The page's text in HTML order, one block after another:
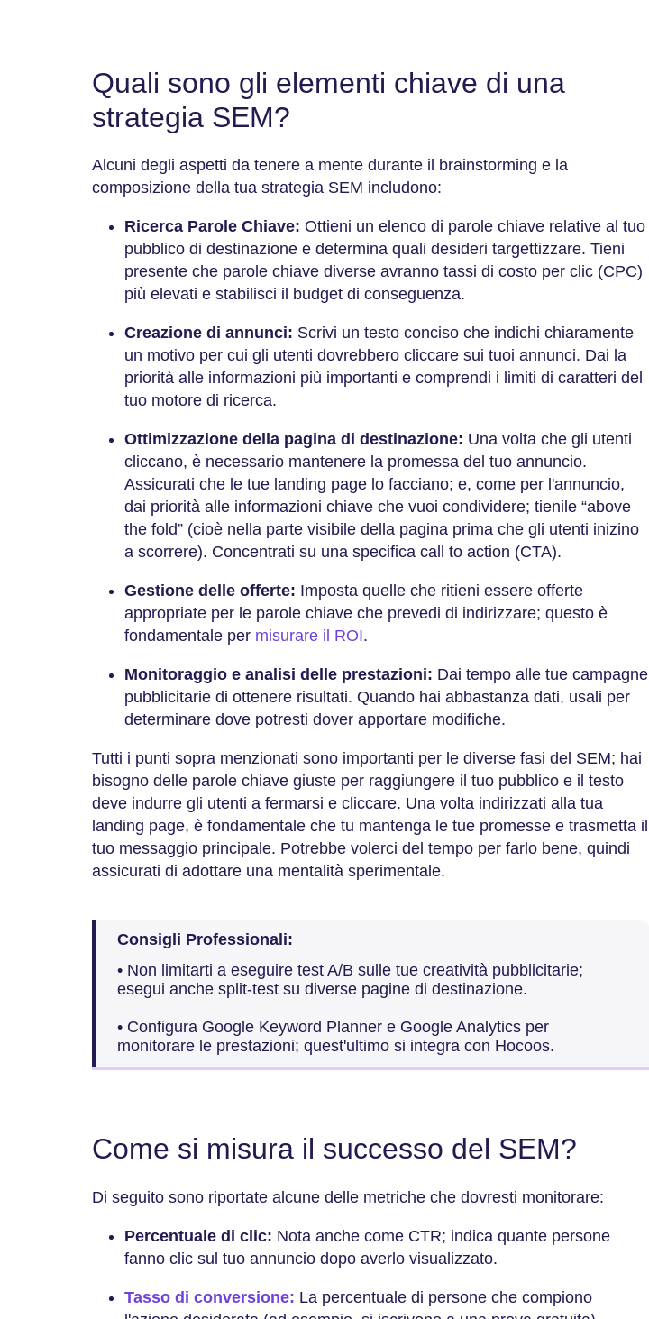
Quali sono gli elementi chiave di una
strategia SEM?
Alcuni degli aspetti da tenere a mente durante il brainstorming e la
composizione della tua strategia SEM includono:
Ricerca Parole Chiave: Ottieni un elenco di parole chiave relative al tuo
pubblico di destinazione e determina quali desideri targettizzare. Tieni
presente che parole chiave diverse avranno tassi di costo per clic (CPC)
più elevati e stabilisci il budget di conseguenza.
Creazione di annunci: Scrivi un testo conciso che indichi chiaramente
un motivo per cui gli utenti dovrebbero cliccare sui tuoi annunci. Dai la
priorità alle informazioni più importanti e comprendi i limiti di caratteri del
tuo motore di ricerca.
Ottimizzazione della pagina di destinazione: Una volta che gli utenti
cliccano, è necessario mantenere la promessa del tuo annuncio.
Assicurati che le tue landing page lo facciano; e, come per l'annuncio,
dai priorità alle informazioni chiave che vuoi condividere; tienile “above
the fold” (cioè nella parte visibile della pagina prima che gli utenti inizino
a scorrere). Concentrati su una specifica call to action (CTA).
Gestione delle offerte: Imposta quelle che ritieni essere offerte
appropriate per le parole chiave che prevedi di indirizzare; questo è
fondamentale per misurare il ROI.
Monitoraggio e analisi delle prestazioni: Dai tempo alle tue campagne
pubblicitarie di ottenere risultati. Quando hai abbastanza dati, usali per
determinare dove potresti dover apportare modifiche.
Tutti i punti sopra menzionati sono importanti per le diverse fasi del SEM; hai
bisogno delle parole chiave giuste per raggiungere il tuo pubblico e il testo
deve indurre gli utenti a fermarsi e cliccare. Una volta indirizzati alla tua
landing page, è fondamentale che tu mantenga le tue promesse e trasmetta il
tuo messaggio principale. Potrebbe volerci del tempo per farlo bene, quindi
assicurati di adottare una mentalità sperimentale.
Consigli Professionali:
• Non limitarti a eseguire test A/B sulle tue creatività pubblicitarie;
esegui anche split-test su diverse pagine di destinazione.
• Configura Google Keyword Planner e Google Analytics per
monitorare le prestazioni; quest'ultimo si integra con Hocoos.
Come si misura il successo del SEM?
Di seguito sono riportate alcune delle metriche che dovresti monitorare:
Percentuale di clic: Nota anche come CTR; indica quante persone
fanno clic sul tuo annuncio dopo averlo visualizzato.
Tasso di conversione: La percentuale di persone che compiono